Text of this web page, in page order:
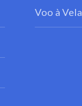
Voo à Vela